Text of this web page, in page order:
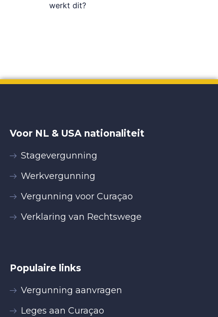
werkt dit?
Voor NL & USA nationaliteit
Stagevergunning
Werkvergunning
Vergunning voor Curaçao
Verklaring van Rechtswege
Populaire links
Vergunning aanvragen
Leges aan Curaçao